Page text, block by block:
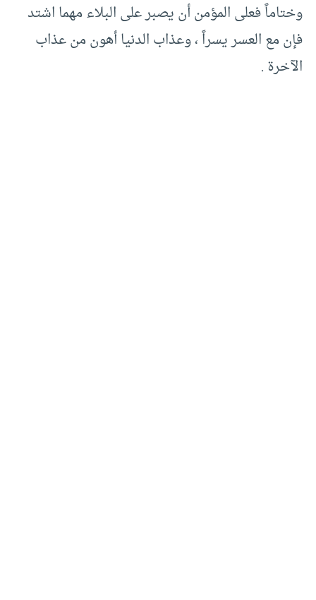
وختاماً فعلى المؤمن أن يصبر على البلاء مهما اشتد
فإن مع العسر يسراً ، وعذاب الدنيا أهون من عذاب
الآخرة .